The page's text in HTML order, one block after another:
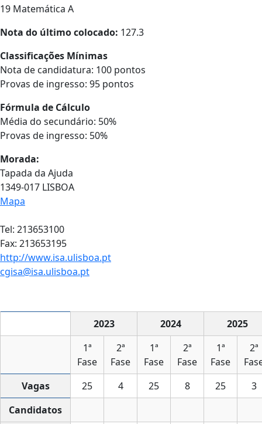
19 Matemática A
Nota do último colocado: 127.3
Classificações Mínimas
Nota de candidatura: 100 pontos
Provas de ingresso: 95 pontos
Fórmula de Cálculo
Média do secundário: 50%
Provas de ingresso: 50%
Morada:
Tapada da Ajuda
1349-017 LISBOA
Mapa
Tel: 213653100
Fax: 213653195
http://www.isa.ulisboa.pt
cgisa@isa.ulisboa.pt
2023 2024
2025
1ª
Fase
2ª
Fase
1ª
Fase
2ª
Fase
1ª
Fase
2ª
Vagas
25 4 25 8 25
3
Candidatos